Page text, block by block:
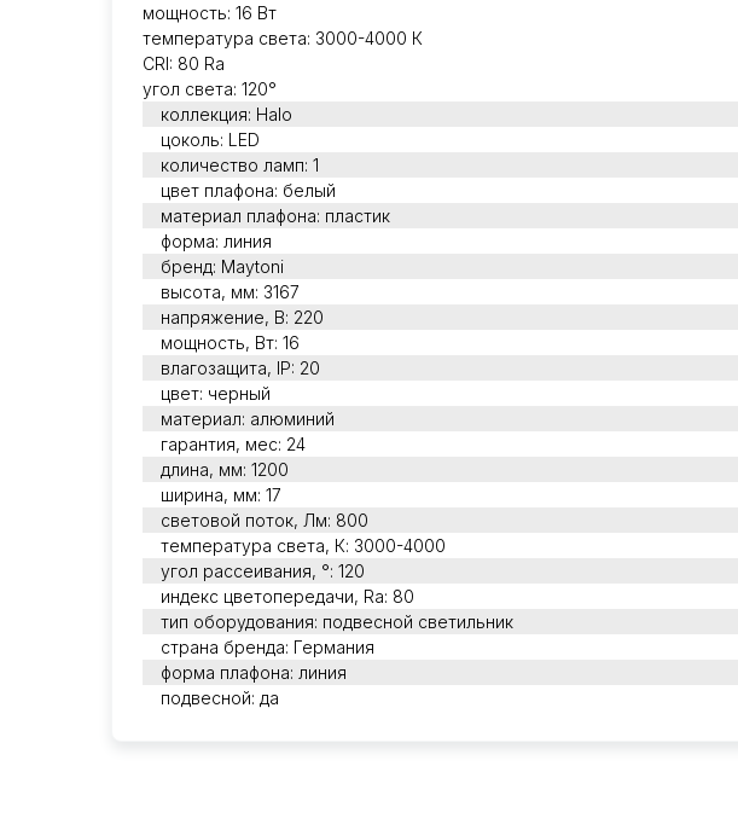
мощность: 16 Вт
температура света: 3000-4000 К
CRI: 80 Ra
угол света: 120°
коллекция: Halo
цоколь: LED
количество ламп: 1
цвет плафона: белый
материал плафона: пластик
форма: линия
бренд: Maytoni
высота, мм: 3167
напряжение, В: 220
мощность, Вт: 16
влагозащита, IP: 20
цвет: черный
материал: алюминий
гарантия, мес: 24
длина, мм: 1200
ширина, мм: 17
световой поток, Лм: 800
температура света, К: 3000-4000
угол рассеивания, °: 120
индекс цветопередачи, Ra: 80
тип оборудования: подвесной светильник
страна бренда: Германия
форма плафона: линия
подвесной: да